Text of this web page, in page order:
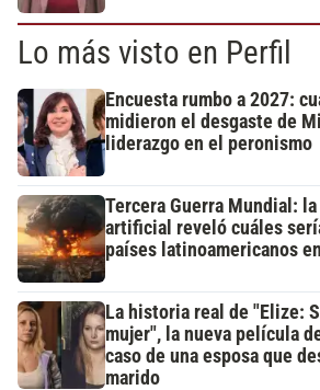
Lo más visto en Perfil
Encuesta rumbo a 2027:
midieron el desgaste de
liderazgo en el peronismo
Tercera Guerra Mundial:
artificial reveló cuáles
países latinoamericanos
La historia real de "Elize:
mujer", la nueva película
caso de una esposa que
marido